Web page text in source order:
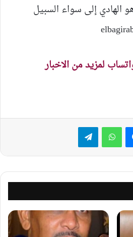
الهادي إلى سواء السبيل
لمزيد من الاخبار
ماسنجر واتساب تيلقرام